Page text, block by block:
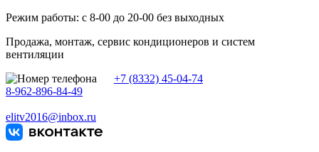
Режим работы: с 8-00 до 20-00 без выходных
Продажа, монтаж, сервис кондиционеров и систем
вентиляции
+7 (8332) 45-04-74
8-962-896-84-49
elitv2016@inbox.ru